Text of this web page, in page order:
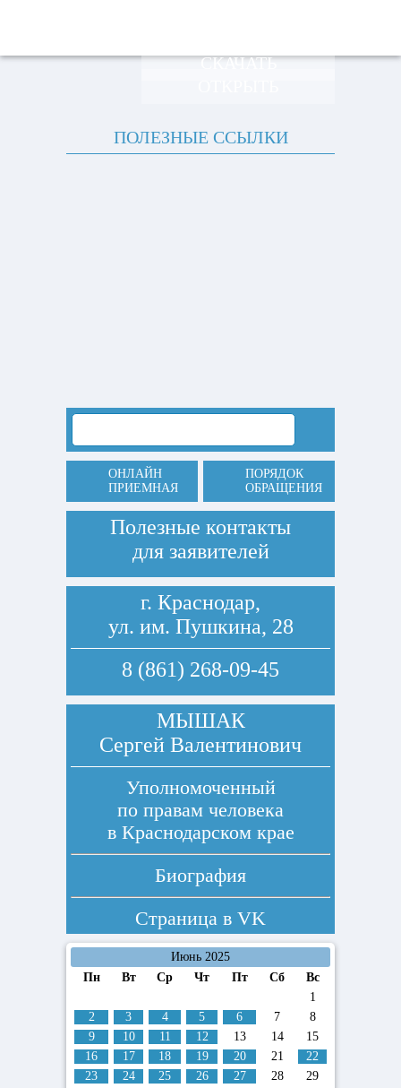
СКАЧАТЬ
ПОЛЕЗНЫЕ ССЫЛКИ
ОНЛАЙН
ПРИЕМНАЯ
ПОРЯДОК
ОБРАЩЕНИЯ
Полезные контакты
для заявителей
г. Краснодар,
ул. им. Пушкина, 28
8 (861) 268-09-45
МЫШАК
Сергей Валентинович
Уполномоченный
по правам человека
в Краснодарском крае
Биография
Страница в VK
Июнь 2025
Пн
Вт Ср Чт Пт Сб
Вс
1
2
3 4 5 6 7
8
9
10 11 12 13 14
15
16
17 18 19 20 21
22
23
24 25 26 27 28 29